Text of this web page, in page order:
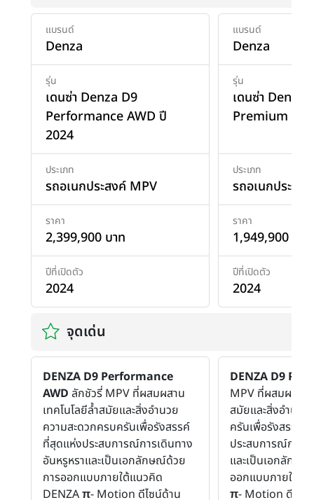
แบรนด์
Denza
รุ่น
เดนซ่า Denza D9
Performance AWD ปี
2024
ประเภท
รถอเนกประสงค์ MPV
ราคา
2,399,900 บาท
ปีที่เปิดตัว
2024
แบรนด์
Denza
รุ่น
เดนซ่า Denza
Premium ปี
ประเภท
รถอเนกประสง
ราคา
1,949,900 บาท
ปีที่เปิดตัว
2024
จุดเด่น
DENZA D9 Performance
AWD ลักชัวรี่ MPV ที่ผสมผสาน
เทคโนโลยีล้ำสมัยและสิ่งอำนวย
ความสะดวกครบครันเพื่อรังสรรค์
ที่สุดแห่งประสบการณ์การเดินทาง
อันหรูหราและเป็นเอกลักษณ์ด้วย
การออกแบบภายใต้แนวคิด
DENZAπ- Motion ดีไซน์ด้าน
DENZA D9
MPV ที่ผสมผสาน
สมัยและสิ่งอำนว
ครันเพื่อรังสรรค์
ประสบการณ์การ
และเป็นเอกลักษ
ออกแบบภายใต้แ
π- Motion ดีไซน์